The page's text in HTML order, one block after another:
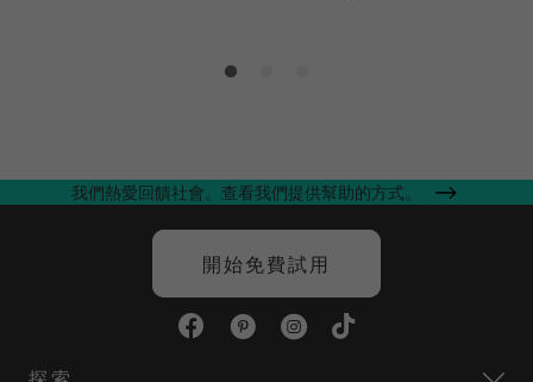
我們熱愛回饋社會。查看我們提供幫助的方式。
開始免費試用